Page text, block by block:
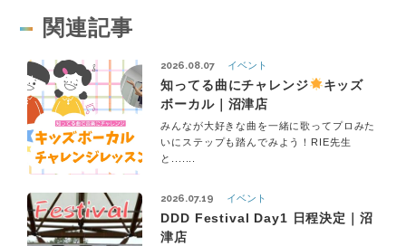
関連記事
2026.08.07 イベント
知ってる曲にチャレンジ
キッズ
ボーカル｜沼津店
みんなが大好きな曲を一緒に歌ってプロみた
いにステップも踏んでみよう！RIE先生
と.......
2026.07.19 イベント
DDD Festival Day1 日程決定｜沼
津店